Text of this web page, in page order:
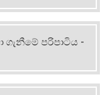
ගැනීමේ පරිපාටිය -